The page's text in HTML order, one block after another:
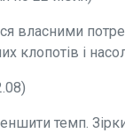
власними
клопотів і
темп.